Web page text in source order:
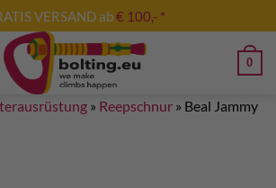
VERSAND ab€ 100,- *
0
» Reepschnur » Beal Jammy